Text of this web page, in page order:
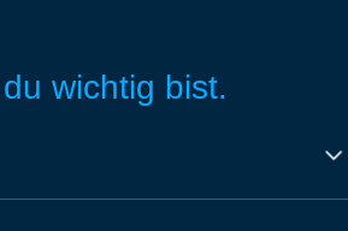
wichtig bist.